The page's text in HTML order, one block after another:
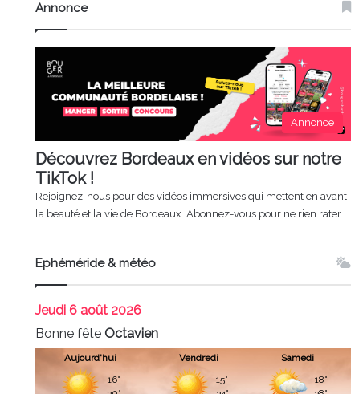
Annonce
Annonce
Découvrez Bordeaux en vidéos sur notre
TikTok !
Rejoignez-nous pour des vidéos immersives qui mettent en avant
la beauté et la vie de Bordeaux. Abonnez-vous pour ne rien rater !
Ephéméride & météo
Jeudi 6 août 2026
Bonne fête Octavien
Aujourd'hui
16°
Vendredi
15°
Samedi
18°